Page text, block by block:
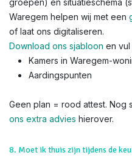
groepen) en situatieschema
Waregem helpen wij met een
of laat ons digitaliseren.
Download ons sjabloon en vul
Kamers in Waregem-
Aardingspunten
Geen plan = rood attest. Nog
ons extra advies hierover.
8. Moet ik thuis zijn tijdens de